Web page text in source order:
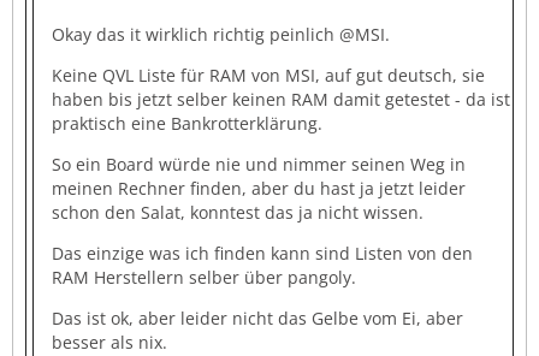
Okay das it wirklich richtig peinlich @MSI.
Keine QVL Liste für RAM von MSI, auf gut deutsch, sie
haben bis jetzt selber keinen RAM damit getestet - da ist
praktisch eine Bankrotterklärung.
So ein Board würde nie und nimmer seinen Weg in
meinen Rechner finden, aber du hast ja jetzt leider
schon den Salat, konntest das ja nicht wissen.
Das einzige was ich finden kann sind Listen von den
RAM Herstellern selber über pangoly.
Das ist ok, aber leider nicht das Gelbe vom Ei, aber
besser als nix.